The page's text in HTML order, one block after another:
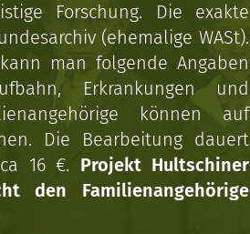
Forschung. Die exakte
(ehemalige WASt).
man folgende Angaben
Erkrankungen und
können auf
Die Bearbeitung dauert
16 €. Projekt Hultschiner
den Familienangehörige